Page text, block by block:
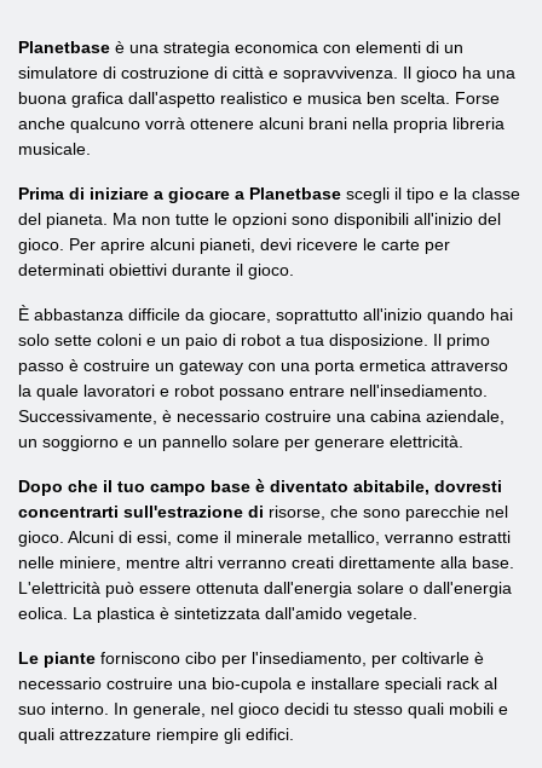
Planetbase è una strategia economica con elementi di un
simulatore di costruzione di città e sopravvivenza. Il gioco ha una
buona grafica dall'aspetto realistico e musica ben scelta. Forse
anche qualcuno vorrà ottenere alcuni brani nella propria libreria
musicale.
Prima di iniziare a giocare a Planetbase scegli il tipo e la classe
del pianeta. Ma non tutte le opzioni sono disponibili all'inizio del
gioco. Per aprire alcuni pianeti, devi ricevere le carte per
determinati obiettivi durante il gioco.
È abbastanza difficile da giocare, soprattutto all'inizio quando hai
solo sette coloni e un paio di robot a tua disposizione. Il primo
passo è costruire un gateway con una porta ermetica attraverso
la quale lavoratori e robot possano entrare nell'insediamento.
Successivamente, è necessario costruire una cabina aziendale,
un soggiorno e un pannello solare per generare elettricità.
Dopo che il tuo campo base è diventato abitabile, dovresti
concentrarti sull'estrazione di risorse, che sono parecchie nel
gioco. Alcuni di essi, come il minerale metallico, verranno estratti
nelle miniere, mentre altri verranno creati direttamente alla base.
L'elettricità può essere ottenuta dall'energia solare o dall'energia
eolica. La plastica è sintetizzata dall'amido vegetale.
Le piante forniscono cibo per l'insediamento, per coltivarle è
necessario costruire una bio-cupola e installare speciali rack al
suo interno. In generale, nel gioco decidi tu stesso quali mobili e
quali attrezzature riempire gli edifici.